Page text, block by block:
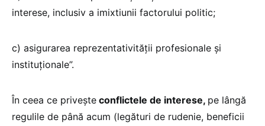
interese, inclusiv a imixtiunii factorului politic;
c) asigurarea reprezentativității profesionale și
instituționale”.
În ceea ce privește conflictele de interese, pe lângă
regulile de până acum (legături de rudenie, beneficii